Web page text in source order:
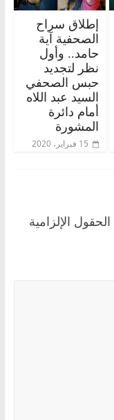
إطلاق سراح
الصحفية آية
حامد.. وأول
نظر لتجديد
حبس الصحفي
السيد عبد اللاه
أمام دائرة
المشورة
15 فبراير، 2020
الحقول الإلزامية